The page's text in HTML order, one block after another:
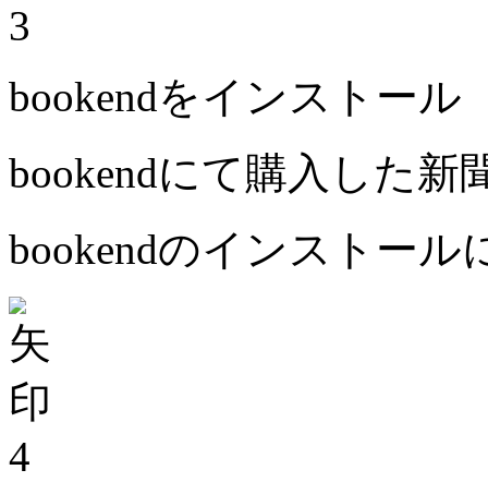
3
bookendをインストール
bookendにて購入した新
bookendのインストール
4